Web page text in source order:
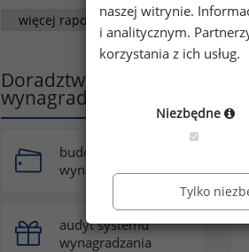
więcej raportów
Doradztwo w zakresie
wynagradzania
budowa systemu
wynagradzania
audyt systemu
wynagradzania
naszej witrynie.
i analitycznym.
korzystania z ich usług.
Niezbędne
Tylko